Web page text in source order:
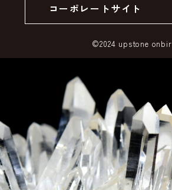
SSLサーバー証明書とは
コーポレートサイト
©2024 upstone onbir